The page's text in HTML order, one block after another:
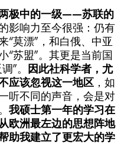
极中的一级——苏联的
影响力至今很强：仍有
“莫漂”，和白俄、中亚
“苏盟”。其更是当前国
”。 因此社科学者，尤
应该忽视这一地区 ，如
听不同的声音，会是对
我硕士第一年的学习在
欧洲最左边的思想阵地
助我建立了更宏大的学